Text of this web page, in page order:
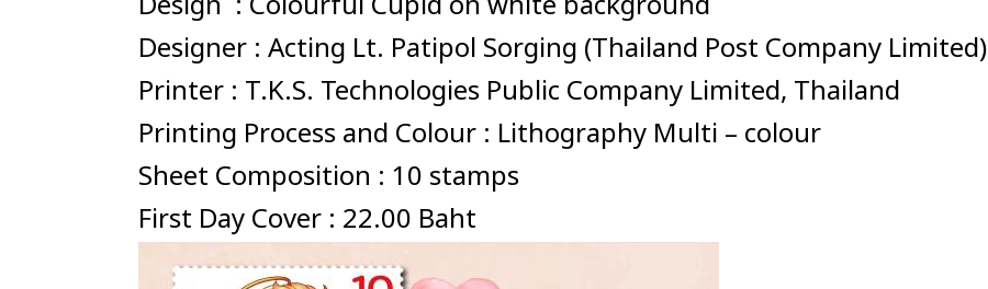
Designer : Acting Lt. Patipol Sorging (Thailand Post Company Limited)
Printer : T.K.S. Technologies Public Company Limited, Thailand
Printing Process and Colour : Lithography Multi – colour
Sheet Composition : 10 stamps
First Day Cover : 22.00 Baht